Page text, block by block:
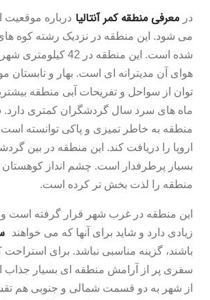
در معرفی منطقه کمر آنتالیا درباره موقعیت
می شود. این منطقه در نزدیک رشته کوه
شده است. این منطقه در 42
هوای آن مدیترانه ای است. بهار و
توان از سواحل و تفریحات آبی منطقه
ماه های سرد سال گردشگران کمتری دارد.
منطقه به خاطر تمیزی و پاکی توانسته است
اروپا را دریافت کند. این منطقه در بین
بسیار پرطرفدار است. چشم انداز کوهستان
منطقه را لذت بخش تر کرده است.
این منطقه در غرب شهر قرار گرفته است و
زیادی دارد و شاید برای آنها که می خواهند
باشند، گزینه مناسبی نباشد. برای
سفری پر از آرامش منطقه ای بسیار جذاب
از شهر به دو قسمت شمالی و جنوبی هم